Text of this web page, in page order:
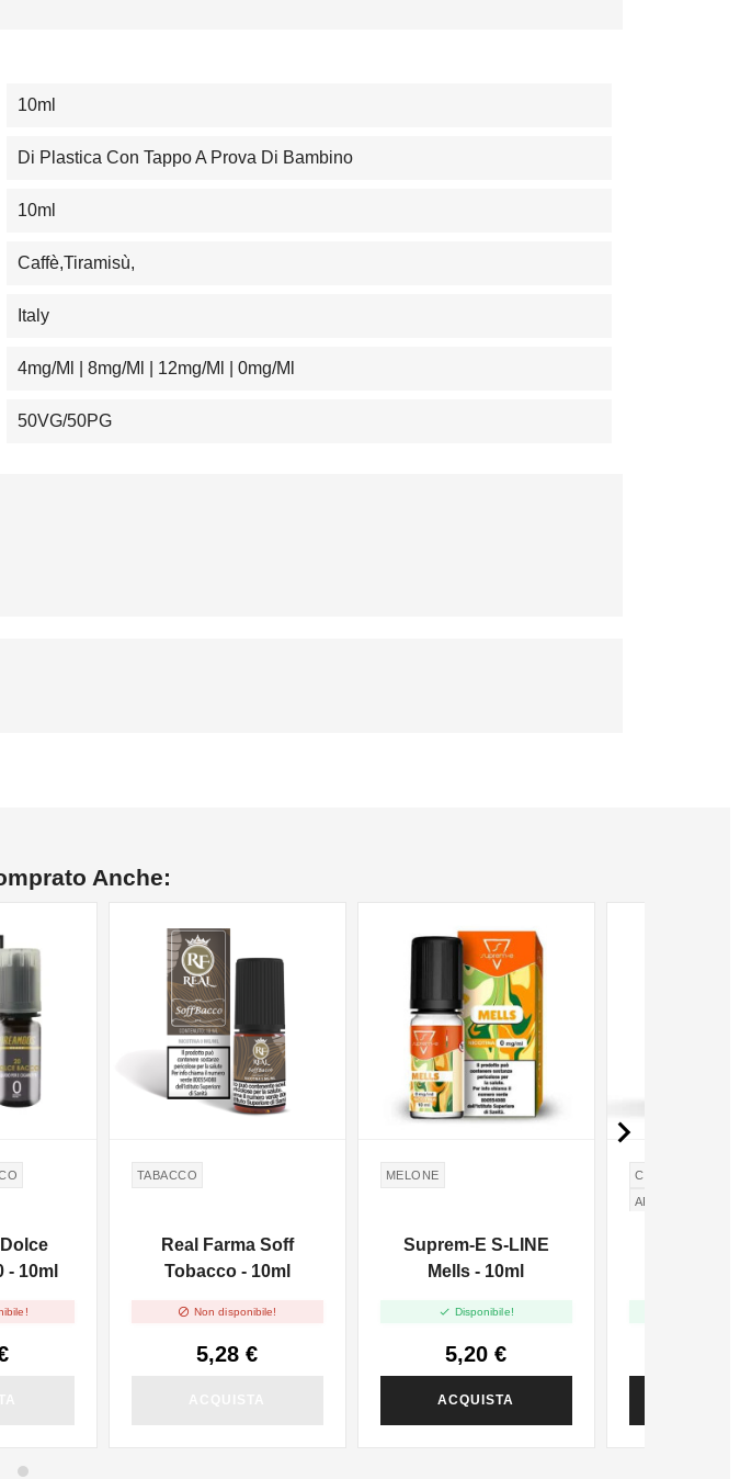
10ml
Di Plastica Con Tappo A Prova Di Bambino
10ml
Caffè,Tiramisù,
Italy
4mg/ml | 8mg/ml | 12mg/ml | 0mg/ml
50VG/50PG
Anche:
- 10ml
TABACCO
Real Farma Soff
Tobacco - 10ml
 Non disponibile!
5,28 €
MELONE
Suprem-E S-LINE
Mells - 10ml
 Disponibile!
5,20 €
ACQUISTA
CIOCCOLATO
ARACHIDI
